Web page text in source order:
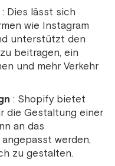
: Dies lässt sich
wie Instagram
unterstützt den
beitragen, ein
und mehr Verkehr
: Shopify bietet
die Gestaltung einer
an das
werden,
zu gestalten.